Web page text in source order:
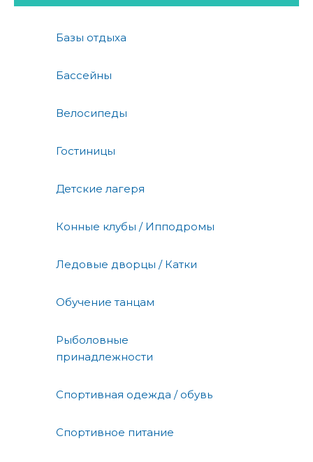
Базы отдыха
Бассейны
Велосипеды
Гостиницы
Детские лагеря
Конные клубы / Ипподромы
Ледовые дворцы / Катки
Обучение танцам
Рыболовные
принадлежности
Спортивная одежда / обувь
Спортивное питание